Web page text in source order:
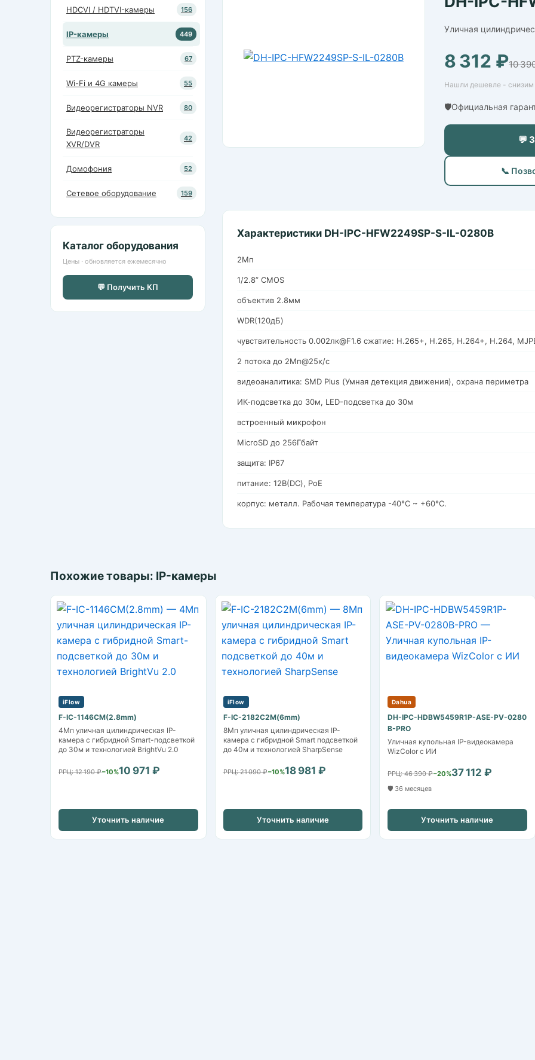
HDCVI / HDTVI-камеры 156
IP-камеры 449
PTZ-камеры 67
Wi-Fi и 4G камеры 55
Видеорегистраторы NVR 80
Видеорегистраторы
XVR/DVR
42
Домофония 52
Сетевое оборудование 159
Каталог оборудования
Цены · обновляется ежемесячно
💬 Получить КП
Уличная
8 312 ₽10
Нашли дешевле - снизим
🛡️Официальная
💬
📞
Характеристики DH-IPC-HFW2249SP-S-IL-0280B
2Мп
1/2.8” CMOS
объектив 2.8мм
WDR(120дБ)
чувствительность 0.002лк@F1.6 сжатие: H.265+, H.265, H.264+, H.264,
2 потока до 2Мп@25к/с
видеоаналитика: SMD Plus (Умная детекция движения), охрана периметра
ИК-подсветка до 30м, LED-подсветка до 30м
встроенный микрофон
MicroSD до 256Гбайт
защита: IP67
питание: 12В(DC), PoE
корпус: металл. Рабочая температура -40°C ~ +60°C.
Похожие товары: IP-камеры
iFlow
F-IC-1146CM(2.8mm)
4Мп уличная цилиндрическая IP-
камера с гибридной Smart-подсветкой
до 30м и технологией BrightVu 2.0
РРЦ: 12 190 ₽−10%10 971 ₽
Уточнить наличие
iFlow
F-IC-2182C2M(6mm)
8Мп уличная цилиндрическая IP-
камера с гибридной Smart подсветкой
до 40м и технологией SharpSense
РРЦ: 21 090 ₽−10%18 981 ₽
Уточнить наличие
Dahua
DH-IPC-HDBW5459R1P-ASE-PV-0280
B-PRO
Уличная купольная IP-видеокамера
WizColor с ИИ
РРЦ: 46 390 ₽−20%37 112 ₽
🛡️ 36 месяцев
Уточнить наличие